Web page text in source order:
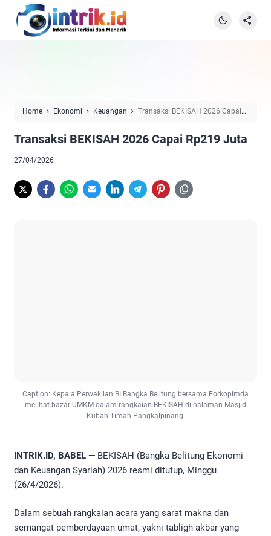
Home Ekonomi Keuangan
Transaksi BEKISAH 2026 Capai
Transaksi BEKISAH 2026 Capai Rp219 Juta
27/04/2026
Caption: Kepala Perwakilan BI Bangka Belitung bersama Forkopimda
melihat bazar UMKM dalam rangkaian BEKISAH di halaman Masjid
Kubah Timah Pangkalpinang.
INTRIK.ID, BABEL — BEKISAH (Bangka Belitung Ekonomi
dan Keuangan Syariah) 2026 resmi ditutup, Minggu
(26/4/2026).
Dalam sebuah rangkaian acara yang sarat makna dan
semangat pemberdayaan umat, yakni tabligh akbar yang